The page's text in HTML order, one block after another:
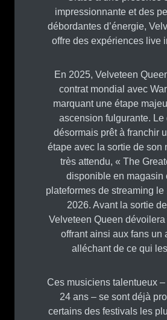
impressionnante et des
débordantes d’énergie,
offre des expériences live
En 2025, Velveteen
contrat mondial avec
marquant une étape
ascension fulgurante. Le
désormais prêt à franchir
étape avec la sortie de son
très attendu, « The
disponible en magasin
plateformes de streaming le
2026. Avant la sortie
Velveteen Queen
offrant ainsi aux fans un
alléchant de ce qui
Ces musiciens talentueux
24 ans – se sont déjà
certains des festivals les